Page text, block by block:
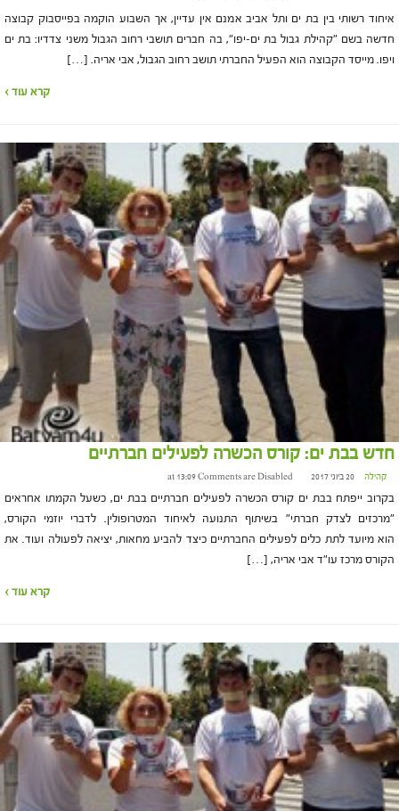
איחוד רשותי בין בת ים ותל אביב אמנם אין עדיין, אך השבוע הוקמה בפייסבוק קבוצה
חדשה בשם "קהילת גבול בת ים–יפו", בה חברים תושבי רחוב הגבול משני צדדיו: בת ים
ויפו. מייסד הקבוצה הוא הפעיל החברתי תושב רחוב הגבול, אבי אריה. […]
קרא עוד ›
חדש בבת ים: קורס הכשרה לפעילים חברתיים
קהילה 20 ביוני 2017 at 13:09 Comments are Disabled
בקרוב ייפתח בבת ים קורס הכשרה לפעילים חברתיים בבת ים, כשעל הקמתו אחראים
"מרכזים לצדק חברתי" בשיתוף התנועה לאיחוד המטרופולין. לדברי יוזמי הקורס,
הוא מיועד לתת כלים לפעילים החברתיים כיצד להביע מחאות, יציאה לפעולה ועוד. את
הקורס מרכז עו"ד אבי אריה, […]
קרא עוד ›